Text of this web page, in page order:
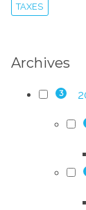
TAXES
Archives
3